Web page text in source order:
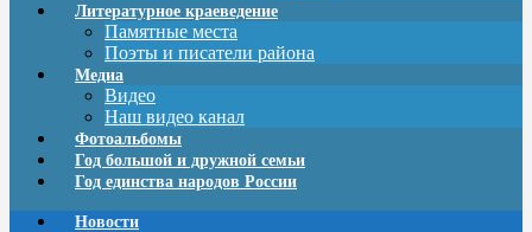
Литературное краеведение
Памятные места
Поэты и писатели района
Медиа
Видео
Наш видео канал
Фотоальбомы
Год большой и дружной семьи
Год единства народов России
Новости